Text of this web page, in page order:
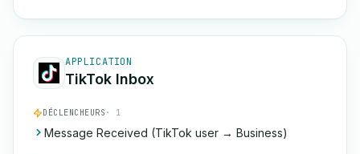
APPLICATION
TikTok Inbox
DÉCLENCHEURS · 1
Message Received (TikTok user → Business)